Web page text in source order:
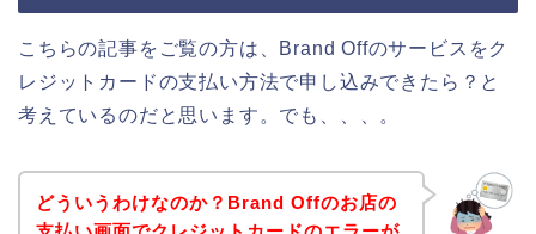
こちらの記事をご覧の方は、Brand Offのサービスをク
レジットカードの支払い方法で申し込みできたら？と
考えているのだと思います。でも、、、。
どういうわけなのか？Brand Offのお店の